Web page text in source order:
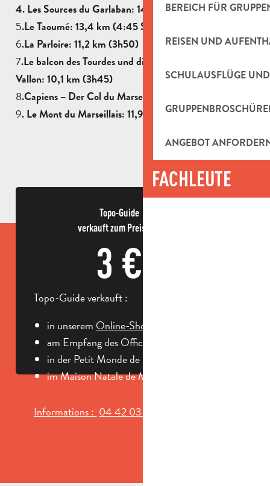
BEREICH FÜR
REISEN UND
SCHULAUSFLÜGE
ANGEBOT
FACHLEUTE
4. Les Sources du Garlaban: 14,7 km (5h15)
5.Le Taoumé: 13,4 km (4:45 Stunden)
6.La Parloire: 11,2 km (3h50)
7.Le balcon des Tourdes und die Corniche du Grand
Vallon: 10,1 km (3h45)
8.Capiens – Der Col du Marseillais: 10,1 km (3h45)
9. Le Mont du Marseillais: 11,9 km (4h15)
Topo-Guide
verkauft zum Preis von
3 €
Topo-Guide verkauft :
in unserem Online-Shop
am Empfang des Office de Tourisme,
in der Petit Monde de Marcel Pagnol
im Maison Natale de Marcel Pagnol
Informations : 04 42 03 49